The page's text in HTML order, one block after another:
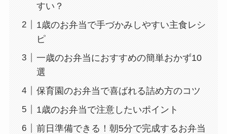
すい？
1歳のお弁当で手づかみしやすい主食レシ
ピ
一歳のお弁当におすすめの簡単おかず10
選
保育園のお弁当で喜ばれる詰め方のコツ
1歳のお弁当で注意したいポイント
前日準備できる！朝5分で完成するお弁当